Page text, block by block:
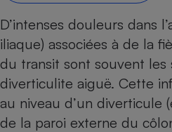
D’intenses douleurs dans
iliaque) associées à de la
du transit sont souvent les
diverticulite aiguë. Cette
au niveau d’un diverticule
de la paroi externe du
Speedtest -
connexion